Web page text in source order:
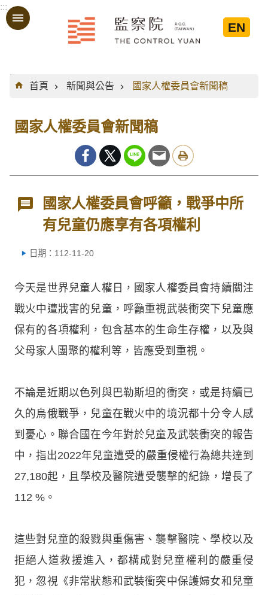
跳到主要內容區塊
:::
EN
:::
首頁
新聞與公告 國家人權委員會新聞稿
國家人權委員會新聞稿
國家人權委員會呼籲，戰爭中所
有兒童仍應享有各項權利
日期：112-11-20
今天是世界兒童人權日，國家人權委員會持續關注
戰火中遭戕害的兒童，呼籲重視武裝衝突下兒童應
保有的各項權利，包含基本的生命生存權，以及與
父母家人團聚的權利等，皆應受到重視。
不論是近期以色列與巴勒斯坦的衝突，或是持續已
久的烏俄戰爭，兒童在戰火中的境況都十分令人感
到憂心。聯合國在今年對於兒童及武裝衝突的報告
中，指出2022年兒童遭受的嚴重侵權行為總共達到
27,180起，且學校及醫院遭受襲擊的紀錄，增長了
112 %。
這些對兒童的殺戮與重傷害、襲擊醫院、學校以及
拒絕人道救援進入，都構成對兒童權利的嚴重侵
犯，忽視《非常狀態和武裝衝突中保護婦女和兒童